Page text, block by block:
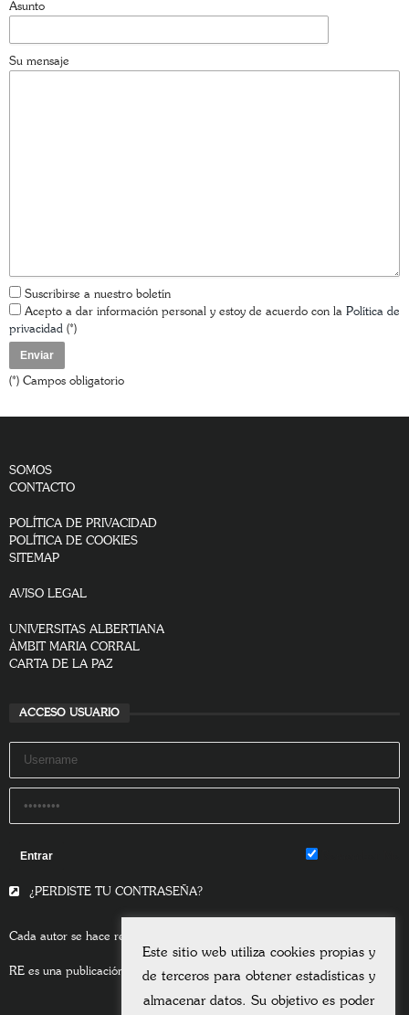
Asunto
Su mensaje
Suscribirse a nuestro boletín
Acepto a dar información personal y estoy de acuerdo con la Política de
privacidad (*)
(*) Campos obligatorio
SOMOS
CONTACTO
POLÍTICA DE PRIVACIDAD
POLÍTICA DE COOKIES
SITEMAP
AVISO LEGAL
UNIVERSITAS ALBERTIANA
ÀMBIT MARIA CORRAL
CARTA DE LA PAZ
ACCESO USUARIO
¿PERDISTE TU CONTRASEÑA?
Cada autor se hace responsable del contenido de sus escritos.
RE es una publicación asociada a la Universitas Albertiana.
Este sitio web utiliza cookies propias y
de terceros para obtener estadísticas y
almacenar datos. Su objetivo es poder